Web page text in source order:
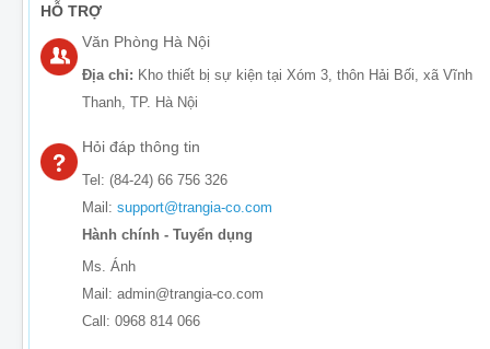
HỖ TRỢ
Văn Phòng Hà Nội
Địa chỉ: Kho thiết bị sự kiện tại Xóm 3, thôn Hải Bối, xã Vĩnh
Thanh, TP. Hà Nội
Hỏi đáp thông tin
Tel: (84-24) 66 756 326
Mail: support@trangia-co.com
Hành chính - Tuyển dụng
Ms. Ánh
Mail: admin@trangia-co.com
Call: 0968 814 066